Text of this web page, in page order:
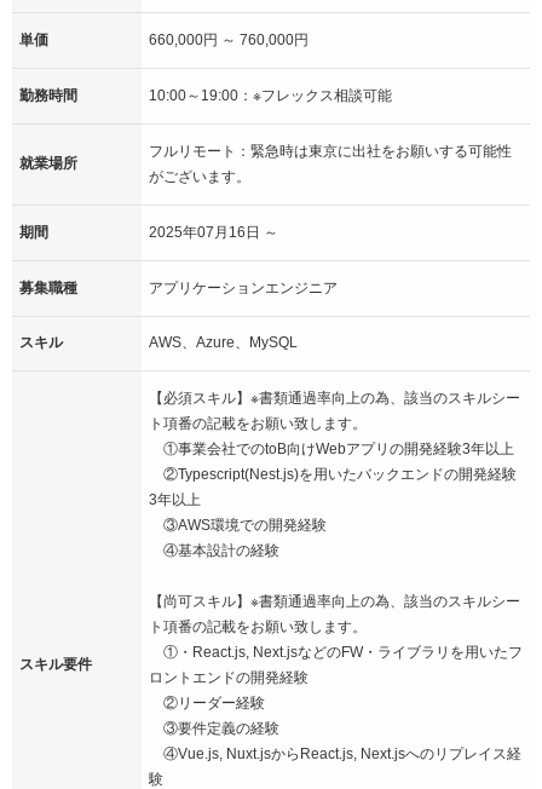
単価 660,000円 ～ 760,000円
勤務時間 10:00～19:00：※フレックス相談可能
就業場所
フルリモート：緊急時は東京に出社をお願いする可能性
がございます。
期間 2025年07月16日 ～
募集職種 アプリケーションエンジニア
スキル AWS、Azure、MySQL
スキル要件
【必須スキル】※書類通過率向上の為、該当のスキルシー
ト項番の記載をお願い致します。
①事業会社でのtoB向けWebアプリの開発経験3年以上
②Typescript(Nest.js)を用いたバックエンドの開発経験
3年以上
③AWS環境での開発経験
④基本設計の経験
【尚可スキル】※書類通過率向上の為、該当のスキルシー
ト項番の記載をお願い致します。
①・React.js, Next.jsなどのFW・ライブラリを用いたフ
ロントエンドの開発経験
②リーダー経験
③要件定義の経験
④Vue.js, Nuxt.jsからReact.js, Next.jsへのリプレイス経
験